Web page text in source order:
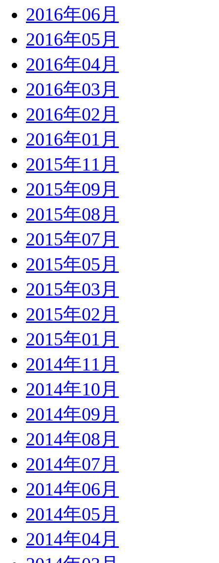
2016年06月
2016年05月
2016年04月
2016年03月
2016年02月
2016年01月
2015年11月
2015年09月
2015年08月
2015年07月
2015年05月
2015年03月
2015年02月
2015年01月
2014年11月
2014年10月
2014年09月
2014年08月
2014年07月
2014年06月
2014年05月
2014年04月